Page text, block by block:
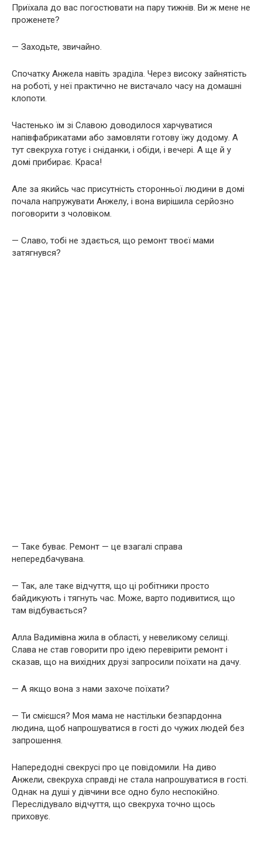
Приїхала до вас погостювати на пару тижнів. Ви ж мене не
проженете?
— Заходьте, звичайно.
Спочатку Анжела навіть зраділа. Через високу зайнятість
на роботі, у неї практично не вистачало часу на домашні
клопоти.
Частенько їм зі Славою доводилося харчуватися
напівфабрикатами або замовляти готову їжу додому. А
тут свекруха готує і сніданки, і обіди, і вечері. А ще й у
домі прибирає. Краса!
Але за якийсь час присутність сторонньої людини в домі
почала напружувати Анжелу, і вона вирішила серйозно
поговорити з чоловіком.
— Славо, тобі не здається, що ремонт твоєї мами
затягнувся?
— Таке буває. Ремонт — це взагалі справа
непередбачувана.
— Так, але таке відчуття, що ці робітники просто
байдикують і тягнуть час. Може, варто подивитися, що
там відбувається?
Алла Вадимівна жила в області, у невеликому селищі.
Слава не став говорити про ідею перевірити ремонт і
сказав, що на вихідних друзі запросили поїхати на дачу.
— А якщо вона з нами захоче поїхати?
— Ти смієшся? Моя мама не настільки безпардонна
людина, щоб напрошуватися в гості до чужих людей без
запрошення.
Напередодні свекрусі про це повідомили. На диво
Анжели, свекруха справді не стала напрошуватися в гості.
Однак на душі у дівчини все одно було неспокійно.
Переслідувало відчуття, що свекруха точно щось
приховує.